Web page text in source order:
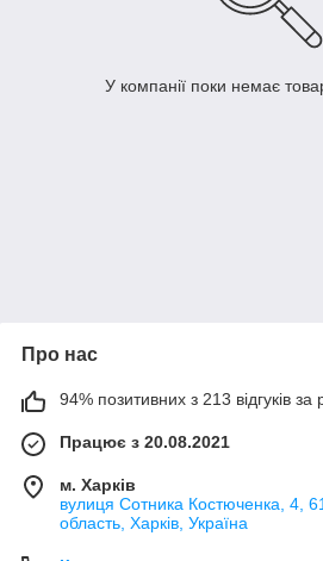
У компанії поки немає
Про нас
94% позитивних з 213 відгуків за
Працює з 20.08.2021
м. Харків
вулиця Сотника Костюченка, 4,
область, Харків, Україна